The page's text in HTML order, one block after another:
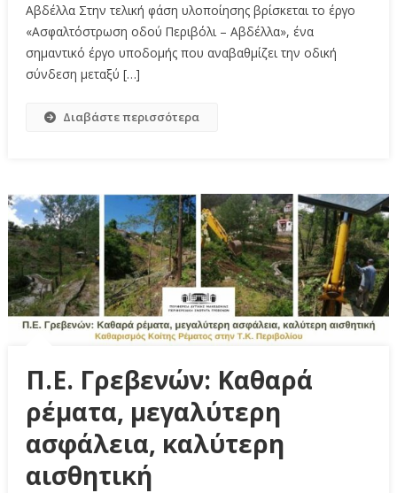
Αβδέλλα Στην τελική φάση υλοποίησης βρίσκεται το έργο
«Ασφαλτόστρωση οδού Περιβόλι – Αβδέλλα», ένα
σημαντικό έργο υποδομής που αναβαθμίζει την οδική
σύνδεση μεταξύ […]
Διαβάστε περισσότερα
Π.Ε. Γρεβενών: Καθαρά
ρέματα, μεγαλύτερη
ασφάλεια, καλύτερη
αισθητική